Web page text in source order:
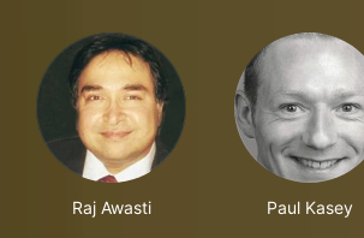
Raj Awasti Paul Kasey